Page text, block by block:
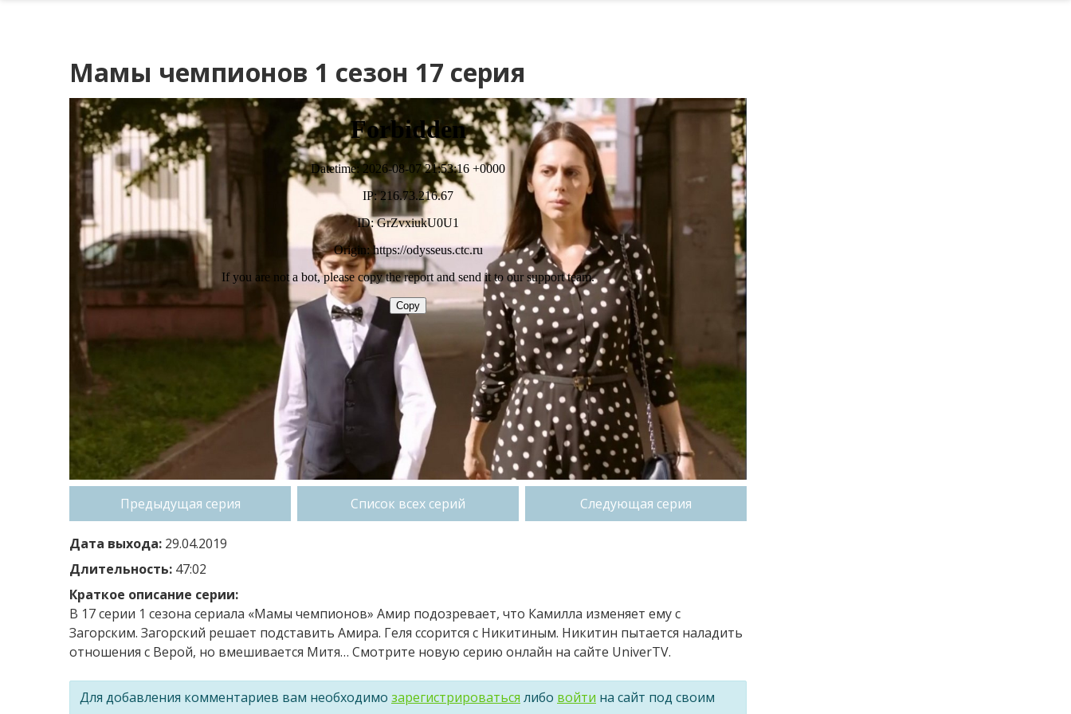
Мамы чемпионов 1 сезон 17 серия
Предыдущая серия Список всех серий Следующая серия
Дата выхода: 29.04.2019
Длительность: 47:02
Краткое описание серии:
В 17 серии 1 сезона сериала «Мамы чемпионов» Амир подозревает, что Камилла изменяет ему с
Загорским. Загорский решает подставить Амира. Геля ссорится с Никитиным. Никитин пытается наладить
отношения с Верой, но вмешивается Митя… Смотрите новую серию онлайн на сайте UniverTV.
Для добавления комментариев вам необходимо зарегистрироваться либо войти на сайт под своим